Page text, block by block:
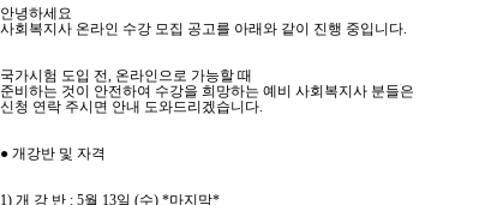
안녕하세요
사회복지사 온라인 수강 모집 공고를 아래와 같이 진행 중입니다.
국가시험 도입 전, 온라인으로 가능할 때
준비하는 것이 안전하여 수강을 희망하는 예비 사회복지사 분들은
신청 연락 주시면 안내 도와드리겠습니다.
● 개강반 및 자격
1) 개 강 반 : 5월 13일 (수) *마지막*